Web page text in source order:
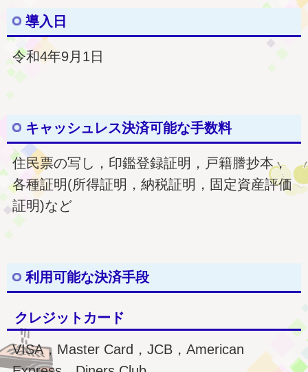
導入日
令和4年9月1日
キャッシュレス決済可能な手数料
住民票の写し，印鑑登録証明，戸籍謄抄本，
各種証明(所得証明，納税証明，固定資産評価
証明)など
利用可能な決済手段
クレジットカード
VISA，Master Card，JCB，American